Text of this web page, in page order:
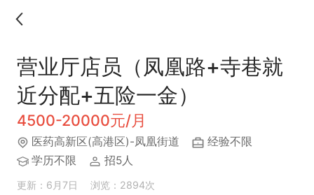
营业厅店员（凤凰路+寺巷就
近分配+五险一金）
4500-20000元/月
医药高新区(高港区)-凤凰街道
经验不限
学历不限
招5人
更新：6月7日 浏览：2894次